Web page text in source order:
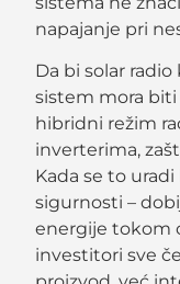
napajanje pri
Da bi solar
sistem mora
hibridni režim
inverterima,
Kada se to
sigurnosti –
energije tokom
investitori sve